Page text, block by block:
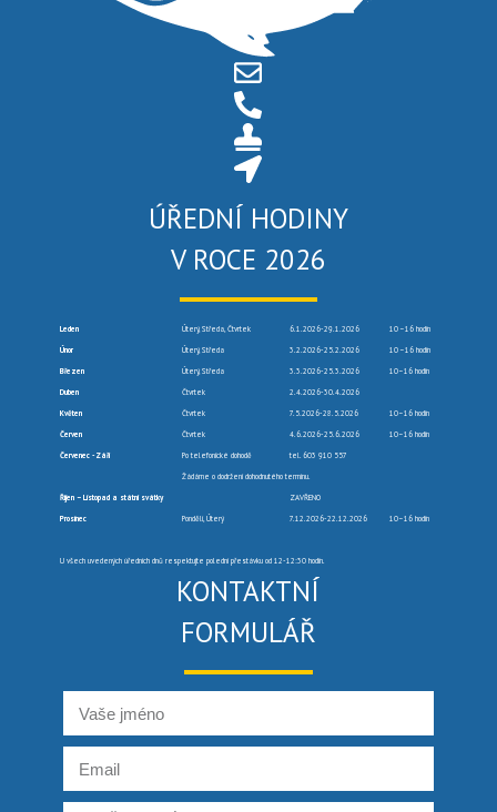
ÚŘEDNÍ HODINY
V ROCE 2026
Leden Úterý, Středa, Čtvrtek 6.1.2026-29.1.2026 10 –16 hodin
Únor Úterý, Středa 3.2.2026-25.2.2026 10 –16 hodin
Březen Úterý, Středa 3.3.2026-25.3.2026 10–16 hodin
Duben Čtvrtek 2.4.2026-30.4.2026
Květen Čtvrtek 7.5.2026-28.5.2026 10–16 hodin
Červen Čtvrtek 4.6.2026-25.6.2026 10–16 hodin
Červenec -Září Po telefonické dohodě tel. 603 910 557
Žádáme o dodržení dohodnutého termínu.
Říjen – Listopad a státní svátky ZAVŘENO
Prosinec Pondělí, Úterý 7.12.2026-22.12.2026 10–16 hodin
U všech uvedených úředních dnů respektujte polední přestávku od 12-12:30 hodin.
KONTAKTNÍ
FORMULÁŘ